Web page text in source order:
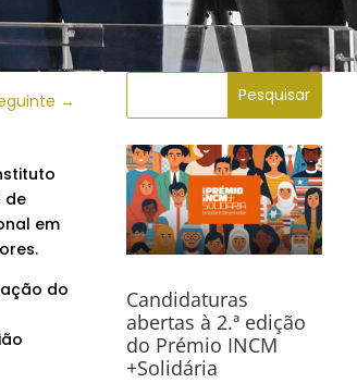
→
de
em
do
Candidaturas
abertas à 2.ª edição
do Prémio INCM
+Solidária